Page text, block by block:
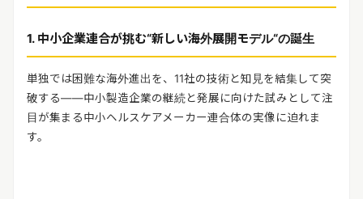
1. 中小企業連合が挑む“新しい海外展開モデル“の誕生
単独では困難な海外進出を、 11社の技術と知見を結集して突
破する――中小製造企業の継続と発展に向けた試みとして注
目が集まる中小ヘルスケアメーカー連合体の実像に迫れま
す。